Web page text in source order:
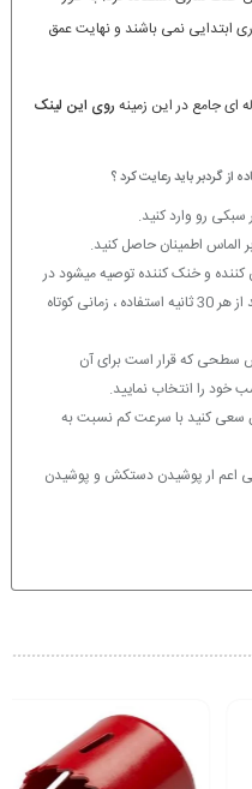
ابتدایی نمی باشند و نهایت عمق
ای جامع در این زمینه روی این لینک
از گردبر باید رعایت کرد ؟
سبکی رو وارد کنید.
الماس اطمینان حاصل کنید.
کننده و خنک کننده توصیه میشود در
صورت نبود مایع روان کننده بهتر است بعد از هر 30 ثانیه استفاده ، زمانی کوتاه
سطحی که قرار است برای آن
خود را انتخاب نمایید.
سعی کنید با سرعت کم نسبت به
اعم ار پوشیدن دستکش و پوشیدن